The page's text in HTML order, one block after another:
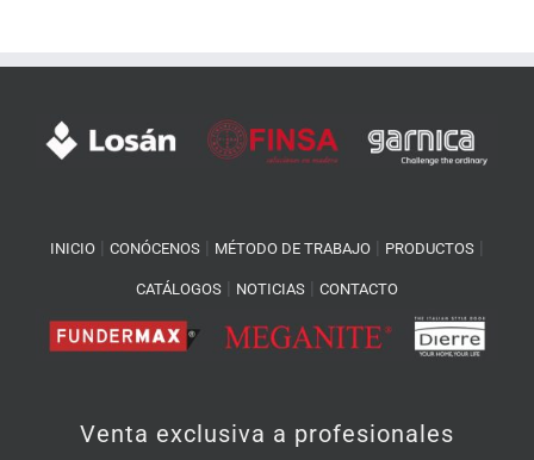
INICIO CONÓCENOS MÉTODO DE TRABAJO PRODUCTOS
CATÁLOGOS NOTICIAS CONTACTO
Venta exclusiva a profesionales